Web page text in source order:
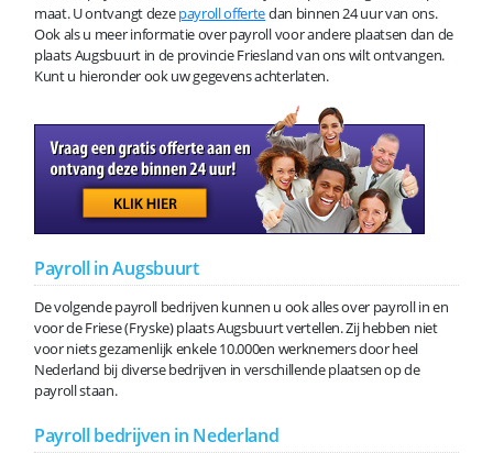
maat. U ontvangt dezepayroll offertedan binnen 24 uur van ons.
Ook als u meer informatie over payroll voor andere plaatsen dan de
plaats Augsbuurt in de provincie Friesland van ons wilt ontvangen.
Kunt u hieronder ook uw gegevens achterlaten.
Payroll in Augsbuurt
De volgende payroll bedrijven kunnen u ook alles over payroll in en
voor de Friese (Fryske) plaats Augsbuurt vertellen. Zij hebben niet
voor niets gezamenlijk enkele 10.000en werknemers door heel
Nederland bij diverse bedrijven in verschillende plaatsen op de
payroll staan.
Payroll bedrijven in Nederland